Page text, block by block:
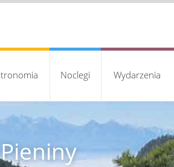
Noclegi Wydarzenia
Pieniny